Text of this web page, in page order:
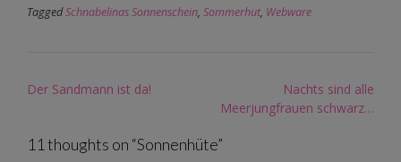
TaggedSchnabelinas Sonnenschein, Sommerhut, Webware
Post
Der Sandmann ist da!
Nachts sind alle
Meerjungfrauen schwarz…
11 thoughts on “Sonnenhüte”